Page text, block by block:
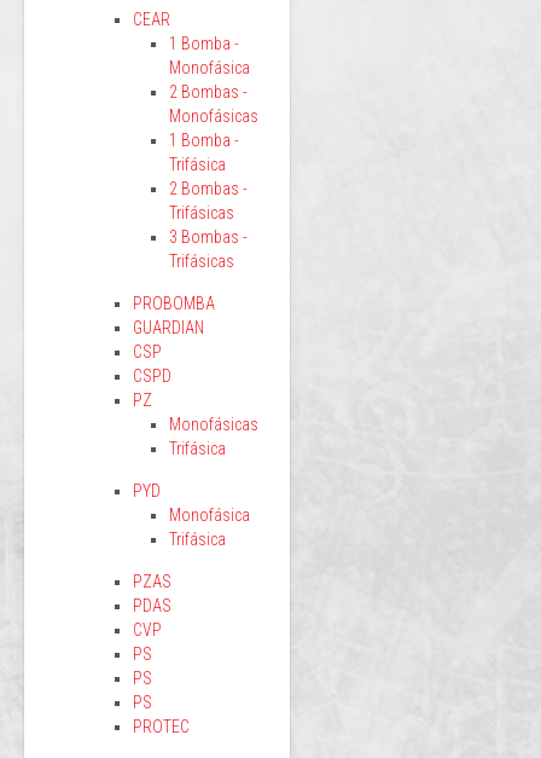
CEAR
1 Bomba -
Monofásica
2 Bombas -
Monofásicas
1 Bomba -
Trifásica
2 Bombas -
Trifásicas
3 Bombas -
Trifásicas
PROBOMBA
GUARDIAN
CSP
CSPD
PZ
Monofásicas
Trifásica
PYD
Monofásica
Trifásica
PZAS
PDAS
CVP
PS
PS
PS
PROTEC